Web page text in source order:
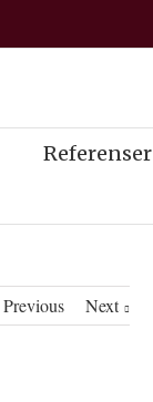
Referenser
Previous Next